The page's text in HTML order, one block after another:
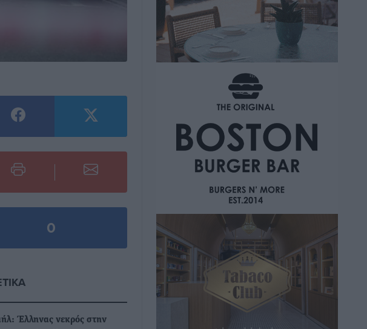
0
Έλληνας νεκρός στην